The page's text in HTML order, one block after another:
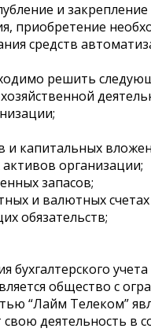
и
приобретение
средств
решить
и капитальных
организации;
запасов;
и валютных
обязательств;
бухгалтерского
общество с
“Лайм Телеком”
деятельность в